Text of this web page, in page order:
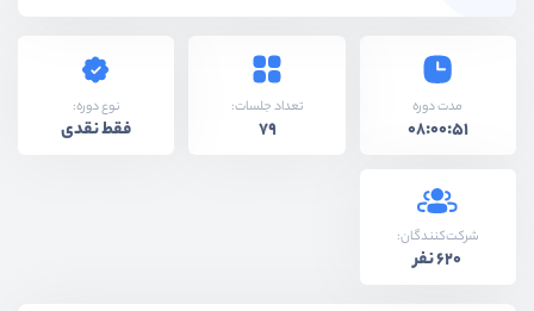
مدت دوره
08:00:51
تعداد جلسات:
79
نوع دوره:
فقط نقدی
شرکت‌کنندگان:
620 نفر